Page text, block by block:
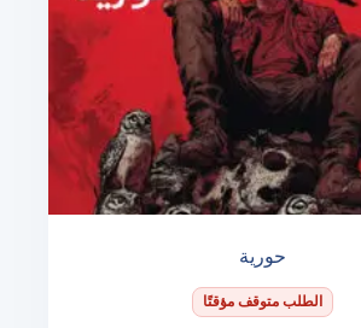
حورية
الطلب متوقف مؤقتًا